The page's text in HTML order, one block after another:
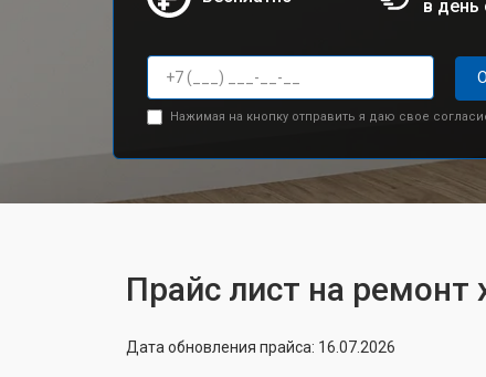
в день
Нажимая на кнопку отправить я даю свое
Прайс лист на ремонт
Дата обновления прайса: 16.07.2026